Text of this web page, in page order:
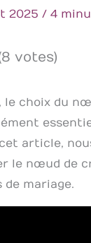
2025 / 4
votes)
le choix du
article,
le nœud de
de mariage.